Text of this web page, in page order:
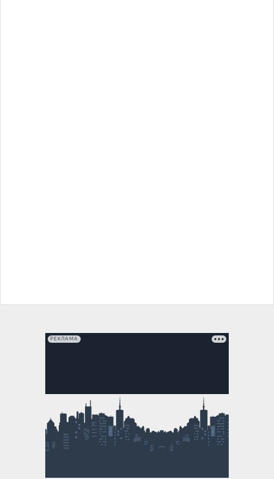
РЕКЛАМА